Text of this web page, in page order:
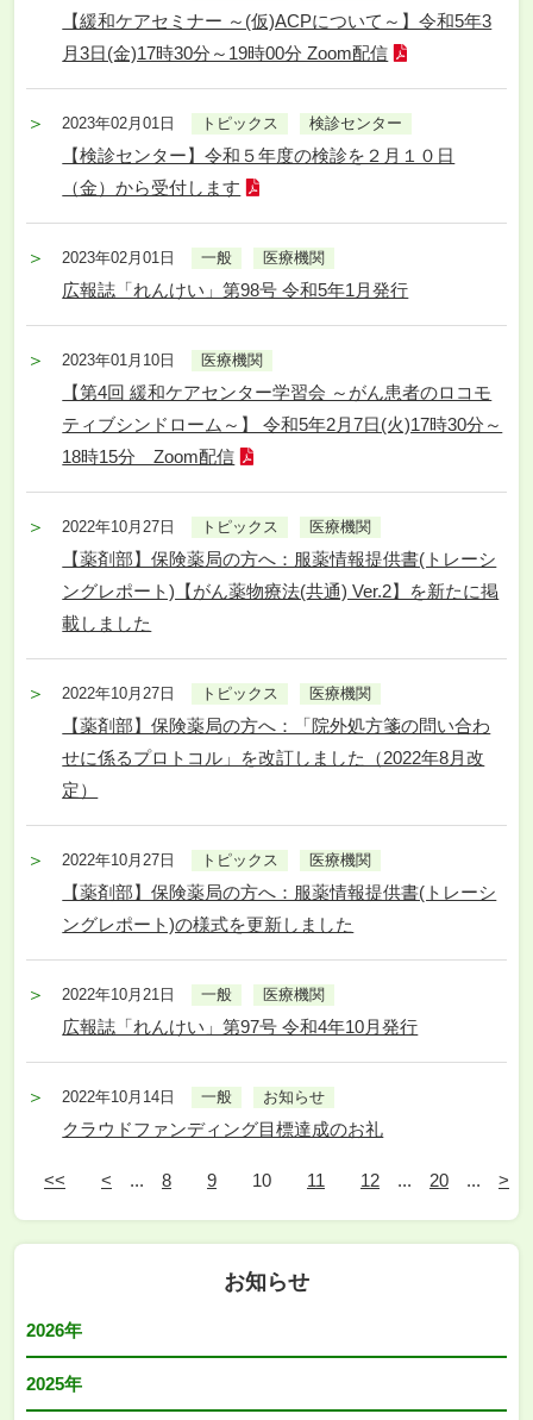
【緩和ケアセミナー ～(仮)ACPについて～】令和5年3
月3日(金)17時30分～19時00分 Zoom配信
2023年02月01日 トピックス 検診センター
【検診センター】令和５年度の検診を２月１０日
（金）から受付します
2023年02月01日 一般 医療機関
広報誌「れんけい」第98号 令和5年1月発行
2023年01月10日 医療機関
【第4回 緩和ケアセンター学習会 ～がん患者のロコモ
ティブシンドローム～】 令和5年2月7日(火)17時30分～
18時15分 Zoom配信
2022年10月27日 トピックス 医療機関
【薬剤部】保険薬局の方へ：服薬情報提供書(トレーシ
ングレポート)【がん薬物療法(共通) Ver.2】を新たに掲
載しました
2022年10月27日 トピックス 医療機関
【薬剤部】保険薬局の方へ：「院外処方箋の問い合わ
せに係るプロトコル」を改訂しました（2022年8月改
定）
2022年10月27日 トピックス 医療機関
【薬剤部】保険薬局の方へ：服薬情報提供書(トレーシ
ングレポート)の様式を更新しました
2022年10月21日 一般 医療機関
広報誌「れんけい」第97号 令和4年10月発行
2022年10月14日 一般 お知らせ
クラウドファンディング目標達成のお礼
<< < ... 8 9 10 11 12 ... 20 ... >
お知らせ
2026年
2025年